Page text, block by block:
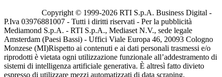
Copyright © 1999-2026 RTI S.p.A. Business Digital -
P.Iva 03976881007 - Tutti i diritti riservati - Per la pubblicità
Mediamond S.p.A. - RTI S.p.A., Mediaset N.V., sede legale
Amsterdam (Paesi Bassi) - Uffici Viale Europa 46, 20093 Cologno
Monzese (MI)Rispetto ai contenuti e ai dati personali trasmessi e/o
riprodotti è vietata ogni utilizzazione funzionale all’addestramento di
sistemi di intelligenza artificiale generativa. È altresì fatto divieto
espresso di utilizzare mezzi automatizzati di data scraping.